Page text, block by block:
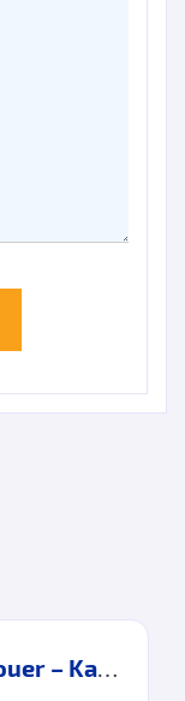
Appartement Meublé A Louer – Kawacim – Tanger